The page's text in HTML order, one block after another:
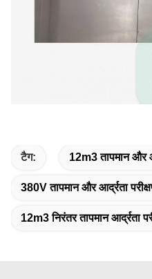
टैग: 12m3 तापमान और
380V तापमान और आर्द्रता
12m3 निरंतर तापमान आर्द्रता